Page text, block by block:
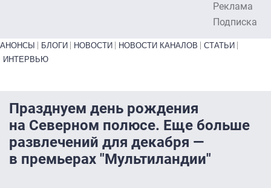
Реклама
Подписка
Primary links bottom
АНОНСЫ БЛОГИ НОВОСТИ НОВОСТИ КАНАЛОВ
СТАТЬИ
ИНТЕРВЬЮ
Празднуем день рождения
на Северном полюсе. Еще больше
развлечений для декабря —
в премьерах "Мультиландии"